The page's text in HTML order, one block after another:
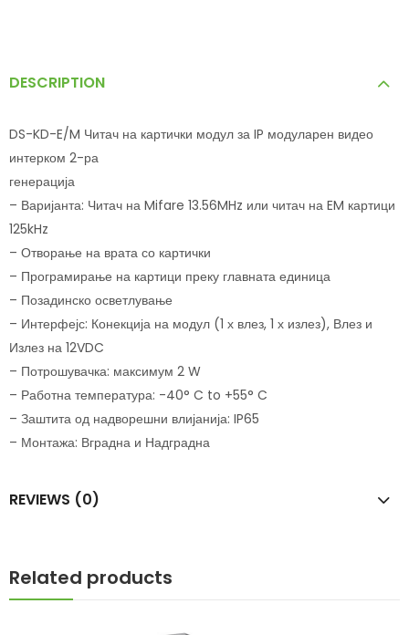
DESCRIPTION
DS-KD-E/M Читач на картички модул за IP модуларен видео
интерком 2-ра
генерација
– Варијанта: Читач на Mifare 13.56MHz или читач на EM картици
125kHz
– Отворање на врата со картички
– Програмирање на картици преку главната единица
– Позадинско осветлување
– Интерфејс: Конекција на модул (1 х влез, 1 х излез), Влез и
Излез на 12VDC
– Потрошувачка: максимум 2 W
– Работна температура: -40° C to +55° C
– Заштита од надворешни влијанија: IP65
– Монтажа: Вградна и Надградна
REVIEWS (0)
Related products